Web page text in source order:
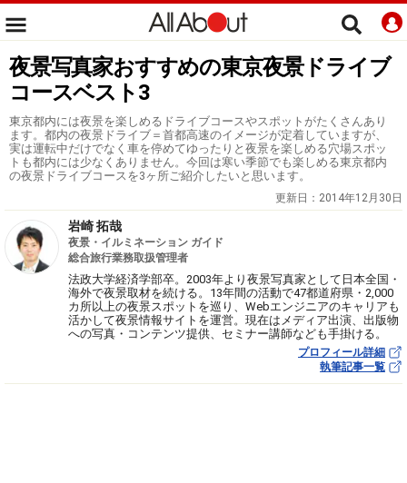
夜景写真家おすすめの東京夜景ドライブ
コースベスト3
東京都内には夜景を楽しめるドライブコースやスポットがたくさんあり
ます。都内の夜景ドライブ＝首都高速のイメージが定着していますが、
実は運転中だけでなく車を停めてゆったりと夜景を楽しめる穴場スポッ
トも都内には少なくありません。今回は寒い季節でも楽しめる東京都内
の夜景ドライブコースを3ヶ所ご紹介したいと思います。
更新日： 2014年12月30日
岩崎 拓哉
夜景・イルミネーション ガイド
総合旅行業務取扱管理者
法政大学経済学部卒。2003年より夜景写真家として日本全国・
海外で夜景取材を続ける。13年間の活動で47都道府県・2,000
カ所以上の夜景スポットを巡り、Webエンジニアのキャリアも
活かして夜景情報サイトを運営。現在はメディア出演、出版物
への写真・コンテンツ提供、セミナー講師なども手掛ける。
プロフィール詳細
執筆記事一覧